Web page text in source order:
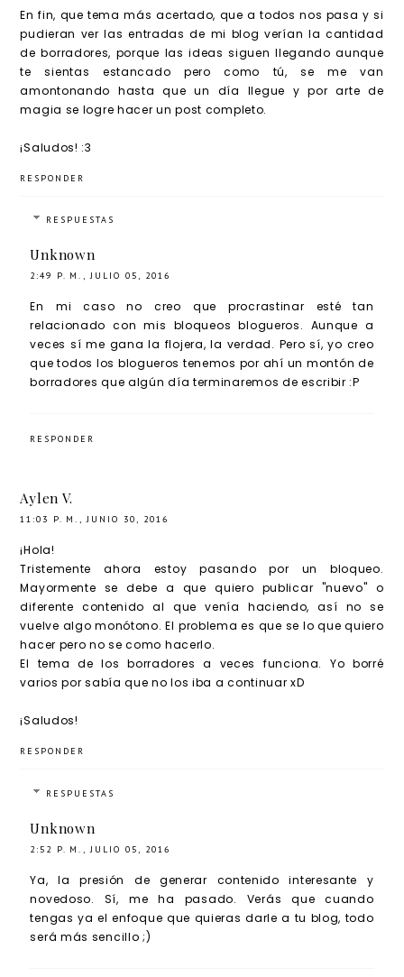
En fin, que tema más acertado, que a todos nos pasa y si
pudieran ver las entradas de mi blog verían la cantidad
de borradores, porque las ideas siguen llegando aunque
te sientas estancado pero como tú, se me van
amontonando hasta que un día llegue y por arte de
magia se logre hacer un post completo.
¡Saludos! :3
RESPONDER
RESPUESTAS
Unknown
2:49 P. M., JULIO 05, 2016
En mi caso no creo que procrastinar esté tan
relacionado con mis bloqueos blogueros. Aunque a
veces sí me gana la flojera, la verdad. Pero sí, yo creo
que todos los blogueros tenemos por ahí un montón de
borradores que algún día terminaremos de escribir :P
RESPONDER
Aylen V.
11:03 P. M., JUNIO 30, 2016
¡Hola!
Tristemente ahora estoy pasando por un bloqueo.
Mayormente se debe a que quiero publicar "nuevo" o
diferente contenido al que venía haciendo, así no se
vuelve algo monótono. El problema es que se lo que quiero
hacer pero no se como hacerlo.
El tema de los borradores a veces funciona. Yo borré
varios por sabía que no los iba a continuar xD
¡Saludos!
RESPONDER
RESPUESTAS
Unknown
2:52 P. M., JULIO 05, 2016
Ya, la presión de generar contenido interesante y
novedoso. Sí, me ha pasado. Verás que cuando
tengas ya el enfoque que quieras darle a tu blog, todo
será más sencillo ;)